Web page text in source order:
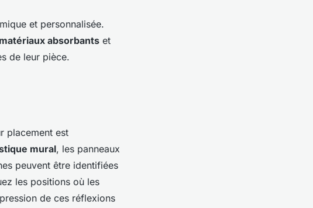
et personnalisée.
matériaux absorbants et
de leur pièce.
placement est
mural, les panneaux
peuvent être identifiées
les positions où les
de ces réflexions